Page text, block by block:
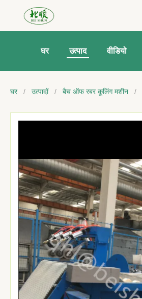
घर उत्पाद वीडियो
घर / उत्पादों / बैच ऑफ रबर कूलिंग मशीन /